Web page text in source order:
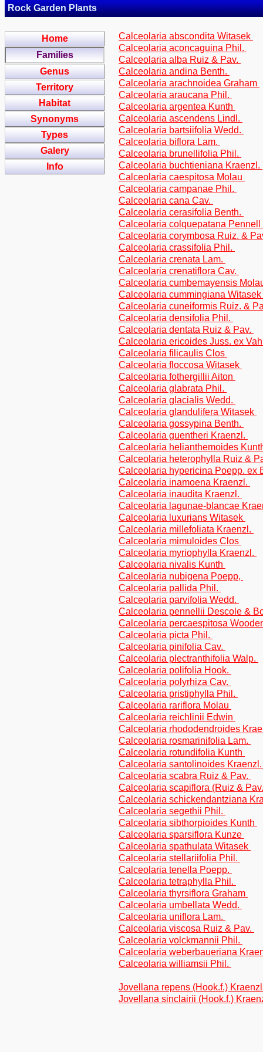
Rock Garden Plants
Home
Families
Genus
Territory
Habitat
Synonyms
Types
Galery
Info
Calceolaria abscondita Witasek
Calceolaria aconcaguina Phil.
Calceolaria alba Ruiz & Pav.
Calceolaria andina Benth.
Calceolaria arachnoidea Graham
Calceolaria araucana Phil.
Calceolaria argentea Kunth
Calceolaria ascendens Lindl.
Calceolaria bartsiifolia Wedd.
Calceolaria biflora Lam.
Calceolaria brunellifolia Phil.
Calceolaria buchtieniana Kraenzl.
Calceolaria caespitosa Molau
Calceolaria campanae Phil.
Calceolaria cana Cav.
Calceolaria cerasifolia Benth.
Calceolaria colquepatana Pennell
Calceolaria corymbosa Ruiz. &
Calceolaria crassifolia Phil.
Calceolaria crenata Lam.
Calceolaria crenatiflora Cav.
Calceolaria cumbemayensis
Calceolaria cummingiana Witasek
Calceolaria cuneiformis Ruiz. &
Calceolaria densifolia Phil.
Calceolaria dentata Ruiz & Pav.
Calceolaria ericoides Juss. ex
Calceolaria filicaulis Clos
Calceolaria floccosa Witasek
Calceolaria fothergillii Aiton
Calceolaria glabrata Phil.
Calceolaria glacialis Wedd.
Calceolaria glandulifera Witasek
Calceolaria gossypina Benth.
Calceolaria guentheri Kraenzl.
Calceolaria helianthemoides
Calceolaria heterophylla Ruiz &
Calceolaria hypericina Poepp. ex
Calceolaria inamoena Kraenzl.
Calceolaria inaudita Kraenzl.
Calceolaria lagunae-blancae
Calceolaria luxurians Witasek
Calceolaria millefoliata Kraenzl.
Calceolaria mimuloides Clos
Calceolaria myriophylla Kraenzl.
Calceolaria nivalis Kunth
Calceolaria nubigena Poepp,
Calceolaria pallida Phil.
Calceolaria parvifolia Wedd.
Calceolaria pennellii Descole &
Calceolaria percaespitosa
Calceolaria picta Phil.
Calceolaria pinifolia Cav.
Calceolaria plectranthifolia Walp.
Calceolaria polifolia Hook.
Calceolaria polyrhiza Cav.
Calceolaria pristiphylla Phil.
Calceolaria rariflora Molau
Calceolaria reichlinii Edwin
Calceolaria rhododendroides
Calceolaria rosmarinifolia Lam.
Calceolaria rotundifolia Kunth
Calceolaria santolinoides
Calceolaria scabra Ruiz & Pav.
Calceolaria scapiflora (Ruiz &
Calceolaria schickendantziana
Calceolaria segethii Phil.
Calceolaria sibthorpioides Kunth
Calceolaria sparsiflora Kunze
Calceolaria spathulata Witasek
Calceolaria stellariifolia Phil.
Calceolaria tenella Poepp.
Calceolaria tetraphylla Phil.
Calceolaria thyrsiflora Graham
Calceolaria umbellata Wedd.
Calceolaria uniflora Lam.
Calceolaria viscosa Ruiz & Pav.
Calceolaria volckmannii Phil.
Calceolaria weberbaueriana
Calceolaria williamsii Phil.
Jovellana repens (Hook.f.)
Jovellana sinclairii (Hook.f.)